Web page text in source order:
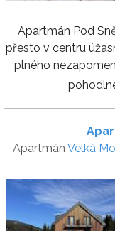
Apartmán Pod
přesto v centru
plného
Apartmán Velká